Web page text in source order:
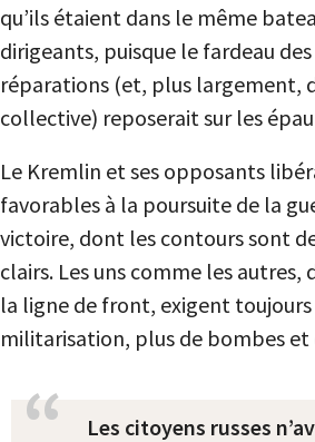
qu’ils étaient dans le même
dirigeants, puisque le fardeau
réparations (et, plus largement,
collective) reposerait sur les
Le Kremlin et ses opposants
favorables à la poursuite de la
victoire, dont les contours sont
clairs. Les uns comme les autres,
la ligne de front, exigent
militarisation, plus de bombes et
Les citoyens russes